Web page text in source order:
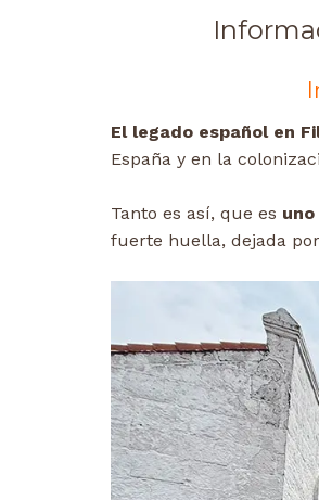
El legado español en
España y en la
Tanto es así, que es
fuerte huella, dejada